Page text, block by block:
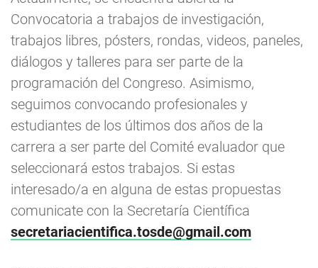
Convocatoria a trabajos de investigación,
trabajos libres, pósters, rondas, videos, paneles,
diálogos y talleres para ser parte de la
programación del Congreso. Asimismo,
seguimos convocando profesionales y
estudiantes de los últimos dos años de la
carrera a ser parte del Comité evaluador que
seleccionará estos trabajos. Si estas
interesado/a en alguna de estas propuestas
comunicate con la Secretaría Científica
secretariacientifica.tosde@gmail.com